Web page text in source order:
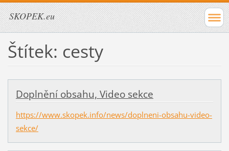
SKOPEK.eu
Štítek: cesty
Doplnění obsahu, Video sekce
https://www.skopek.info/news/doplneni-obsahu-video-
sekce/